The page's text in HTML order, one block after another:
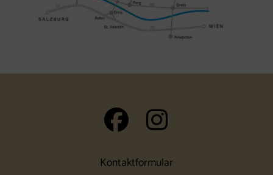
auf
Kontaktformular